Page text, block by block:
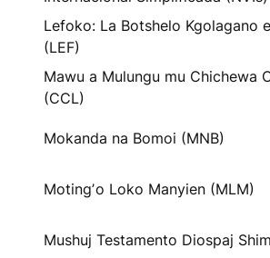
Lefoko: La Botshelo Kgolagano
(LEF)
Mawu a Mulungu mu Chichewa
(CCL)
Mokanda na Bomoi (MNB)
Motingʼo Loko Manyien (MLM)
Mushuj Testamento Diospaj